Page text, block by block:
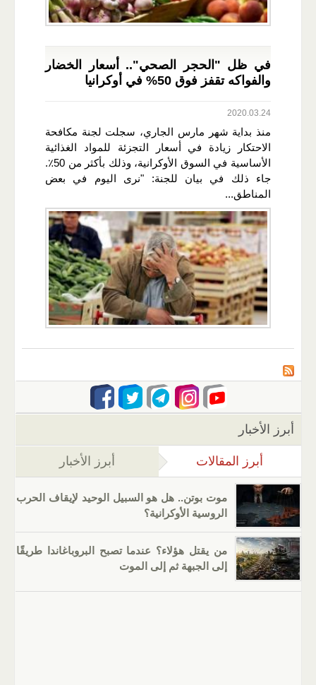
في ظل "الحجر الصحي".. أسعار الخضار
والفواكه تقفز فوق 50% في أوكرانيا
2020.03.24
منذ بداية شهر مارس الجاري، سجلت لجنة مكافحة
الاحتكار زيادة في أسعار التجزئة للمواد الغذائية
الأساسية في السوق الأوكرانية، وذلك بأكثر من 50٪.
جاء ذلك في بيان للجنة: "نرى اليوم في بعض
المناطق...
أبرز الأخبار
أبرز المقالات (علامة التبويب النشطة)
أبرز الأخبار
موت بوتن.. هل هو السبيل الوحيد لإيقاف الحرب
الروسية الأوكرانية؟
من يقتل هؤلاء؟ عندما تصبح البروباغاندا طريقًا
إلى الجبهة ثم إلى الموت